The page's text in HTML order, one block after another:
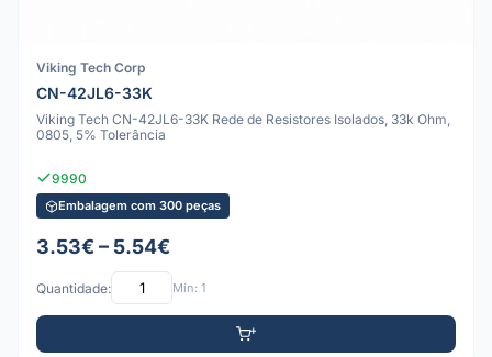
Viking Tech Corp
CN-42JL6-33K
Viking Tech CN-42JL6-33K Rede de Resistores Isolados, 33k Ohm,
0805, 5% Tolerância
9990
Embalagem com 300 peças
3.53€ – 5.54€
Quantidade: Mín: 1